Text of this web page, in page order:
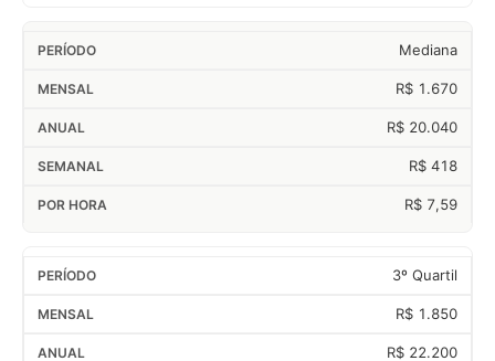
Mediana
R$ 1.670
R$ 20.040
R$ 418
R$ 7,59
3º Quartil
R$ 1.850
R$ 22.200